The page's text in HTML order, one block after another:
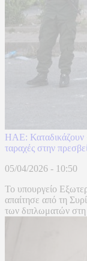
HAE: Καταδικάζουν
ταραχές στην
05/04/2026 - 10:50
Το υπουργείο
απαίτησε από τη
των διπλωματών